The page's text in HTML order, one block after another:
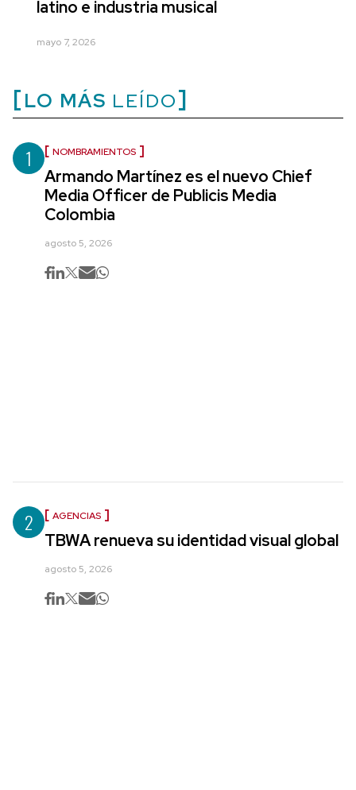
latino e industria musical
mayo 7, 2026
LO MÁS LEÍDO
1 NOMBRAMIENTOS
Armando Martínez es el nuevo Chief
Media Officer de Publicis Media
Colombia
agosto 5, 2026
2 AGENCIAS
TBWA renueva su identidad visual global
agosto 5, 2026